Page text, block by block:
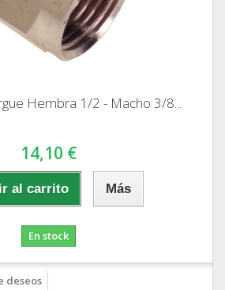
Hembra 1/2 - Macho 3/8...
14,10 €
al carrito Más
En stock
deseos